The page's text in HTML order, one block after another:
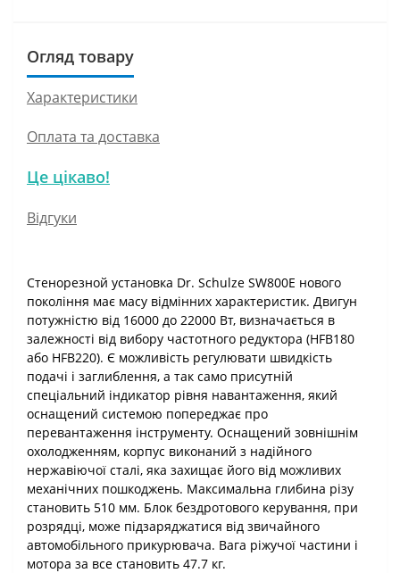
Огляд товару
Характеристики
Оплата та доставка
Це цікаво!
Відгуки
Стенорезной установка Dr. Schulze SW800E нового
покоління має масу відмінних характеристик. Двигун
потужністю від 16000 до 22000 Вт, визначається в
залежності від вибору частотного редуктора (HFB180
або HFB220). Є можливість регулювати швидкість
подачі і заглиблення, а так само присутній
спеціальний індикатор рівня навантаження, який
оснащений системою попереджає про
перевантаження інструменту. Оснащений зовнішнім
охолодженням, корпус виконаний з надійного
нержавіючої сталі, яка захищає його від можливих
механічних пошкоджень. Максимальна глибина різу
становить 510 мм. Блок бездротового керування, при
розрядці, може підзаряджатися від звичайного
автомобільного прикурювача. Вага ріжучої частини і
мотора за все становить 47.7 кг.